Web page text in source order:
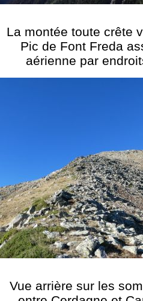
La montée toute crête
Pic de Font Freda
aérienne par
Vue arrière sur les